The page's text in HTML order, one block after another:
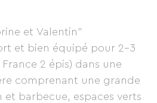
et Valentin"
et bien équipé pour 2-3
2 épis) dans une
comprenant une grande
et barbecue, espaces verts